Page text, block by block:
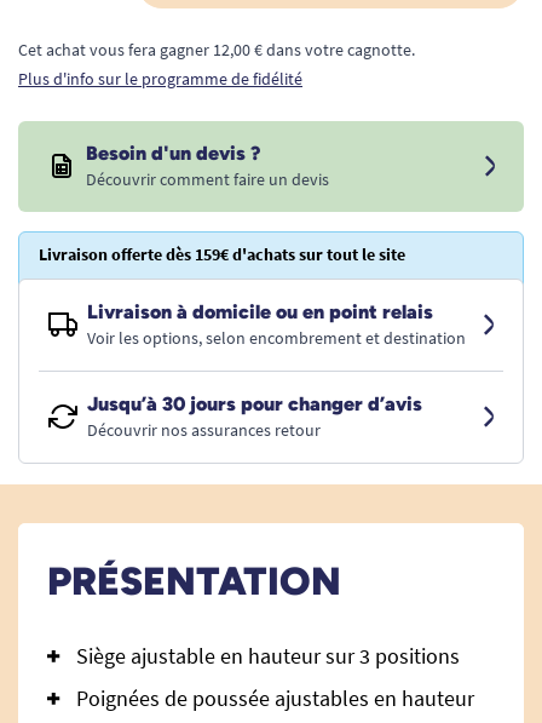
Cet achat vous fera gagner 12,00 € dans votre cagnotte.
Plus d'info sur le programme de fidélité
Besoin d'un devis ?
Découvrir comment faire un devis
Livraison offerte dès 159€ d'achats sur tout le site
Livraison à domicile ou en point relais
Voir les options, selon encombrement et destination
Jusqu’à 30 jours pour changer d’avis
Découvrir nos assurances retour
PRÉSENTATION
Siège ajustable en hauteur sur 3 positions
Poignées de poussée ajustables en hauteur